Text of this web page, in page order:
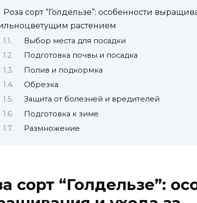
Роза сорт “Голдельзе”: особенности
растением
Выбор места для посадки
Подготовка почвы и посадка
Полив и подкормка
Обрезка
Защита от болезней и вредителей
Подготовка к зиме
Размножение
сорт “Голдельзе”: